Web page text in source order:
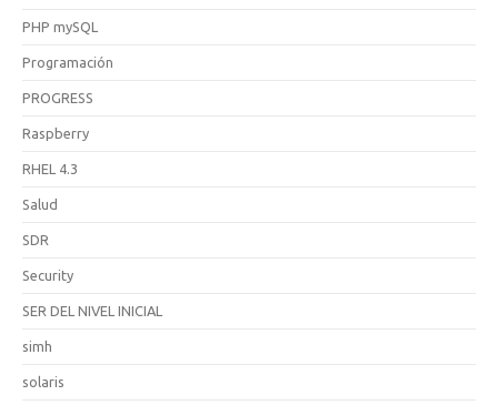
PHP mySQL
Programación
PROGRESS
Raspberry
RHEL 4.3
Salud
SDR
Security
SER DEL NIVEL INICIAL
simh
solaris